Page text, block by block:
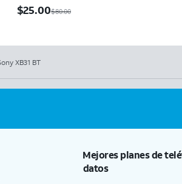
$25.00
$25.00$80.00
XB31 BT
Mejores planes de
datos